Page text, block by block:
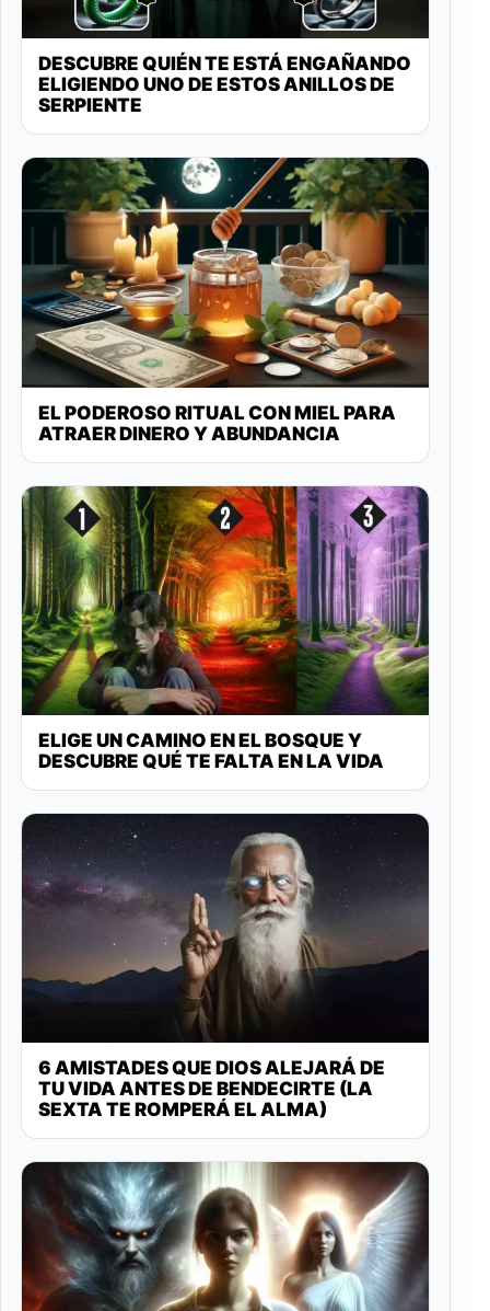
DESCUBRE QUIÉN TE ESTÁ ENGAÑANDO
ELIGIENDO UNO DE ESTOS ANILLOS DE
SERPIENTE
EL PODEROSO RITUAL CON MIEL PARA
ATRAER DINERO Y ABUNDANCIA
ELIGE UN CAMINO EN EL BOSQUE Y
DESCUBRE QUÉ TE FALTA EN LA VIDA
6 AMISTADES QUE DIOS ALEJARÁ DE
TU VIDA ANTES DE BENDECIRTE (LA
SEXTA TE ROMPERÁ EL ALMA)